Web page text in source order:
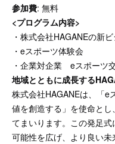
参加費: 無料
<プログラム内容>
・株式会社HAGANEの新
・eスポーツ体験会
・企業対企業 eスポーツ
地域とともに成長する
株式会社HAGANEは、「e
値を創造する」を使命と
てまいります。この発足
可能性を広げ、より良い未